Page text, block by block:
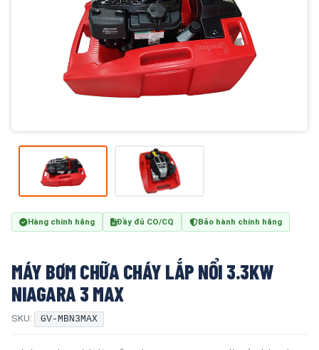
Hàng chính hãng Đầy đủ CO/CQ Bảo hành chính hãng
MÁY BƠM CHỮA CHÁY LẮP NỔI 3.3KW
NIAGARA 3 MAX
SKU: GV-MBN3MAX